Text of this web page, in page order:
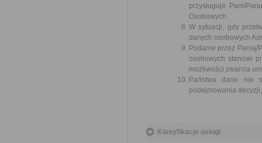
przysługuje Pani/
Osobowych.
W sytuacji, gdy
danych osobowych
Podanie przez Panią/
osobowych stanowi
możliwości zwarcia
Państwa dane nie
podejmowania
Klasyfikacje usługi